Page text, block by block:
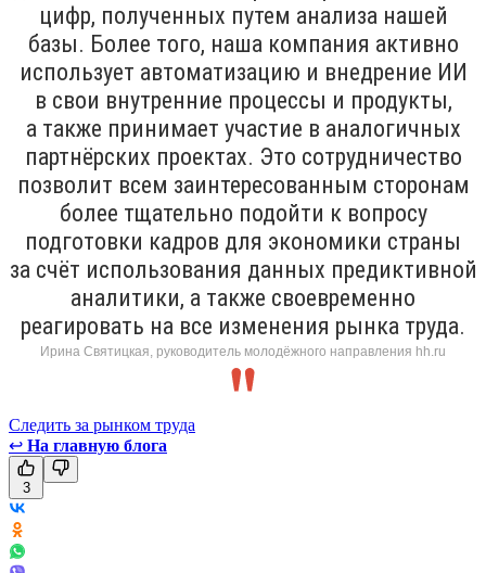
цифр, полученных путем анализа нашей
базы. Более того, наша компания активно
использует автоматизацию и внедрение ИИ
в свои внутренние процессы и продукты,
а также принимает участие в аналогичных
партнёрских проектах. Это сотрудничество
позволит всем заинтересованным сторонам
более тщательно подойти к вопросу
подготовки кадров для экономики страны
за счёт использования данных предиктивной
аналитики, а также своевременно
реагировать на все изменения рынка труда.
Ирина Святицкая, руководитель молодёжного направления hh.ru
Следить за рынком труда
↩ На главную блога
3